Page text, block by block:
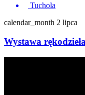
Tuchola
calendar_month 2 lipca
Wystawa